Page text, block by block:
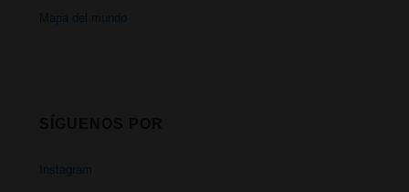
Mapa del mundo
Instagram